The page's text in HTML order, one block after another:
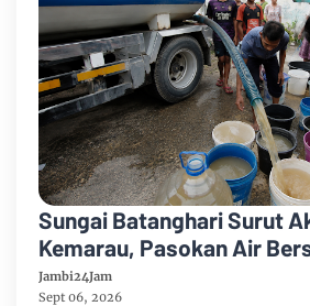
Sungai Batanghari Surut
Kemarau, Pasokan Air
Mayang Jambi Keruh
Jambi24Jam
Sept 06, 2026